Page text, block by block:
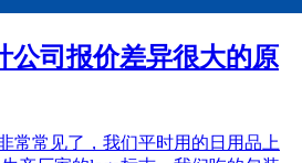
公司报价差异很大的原
常常见了，我们平时用的日用品上